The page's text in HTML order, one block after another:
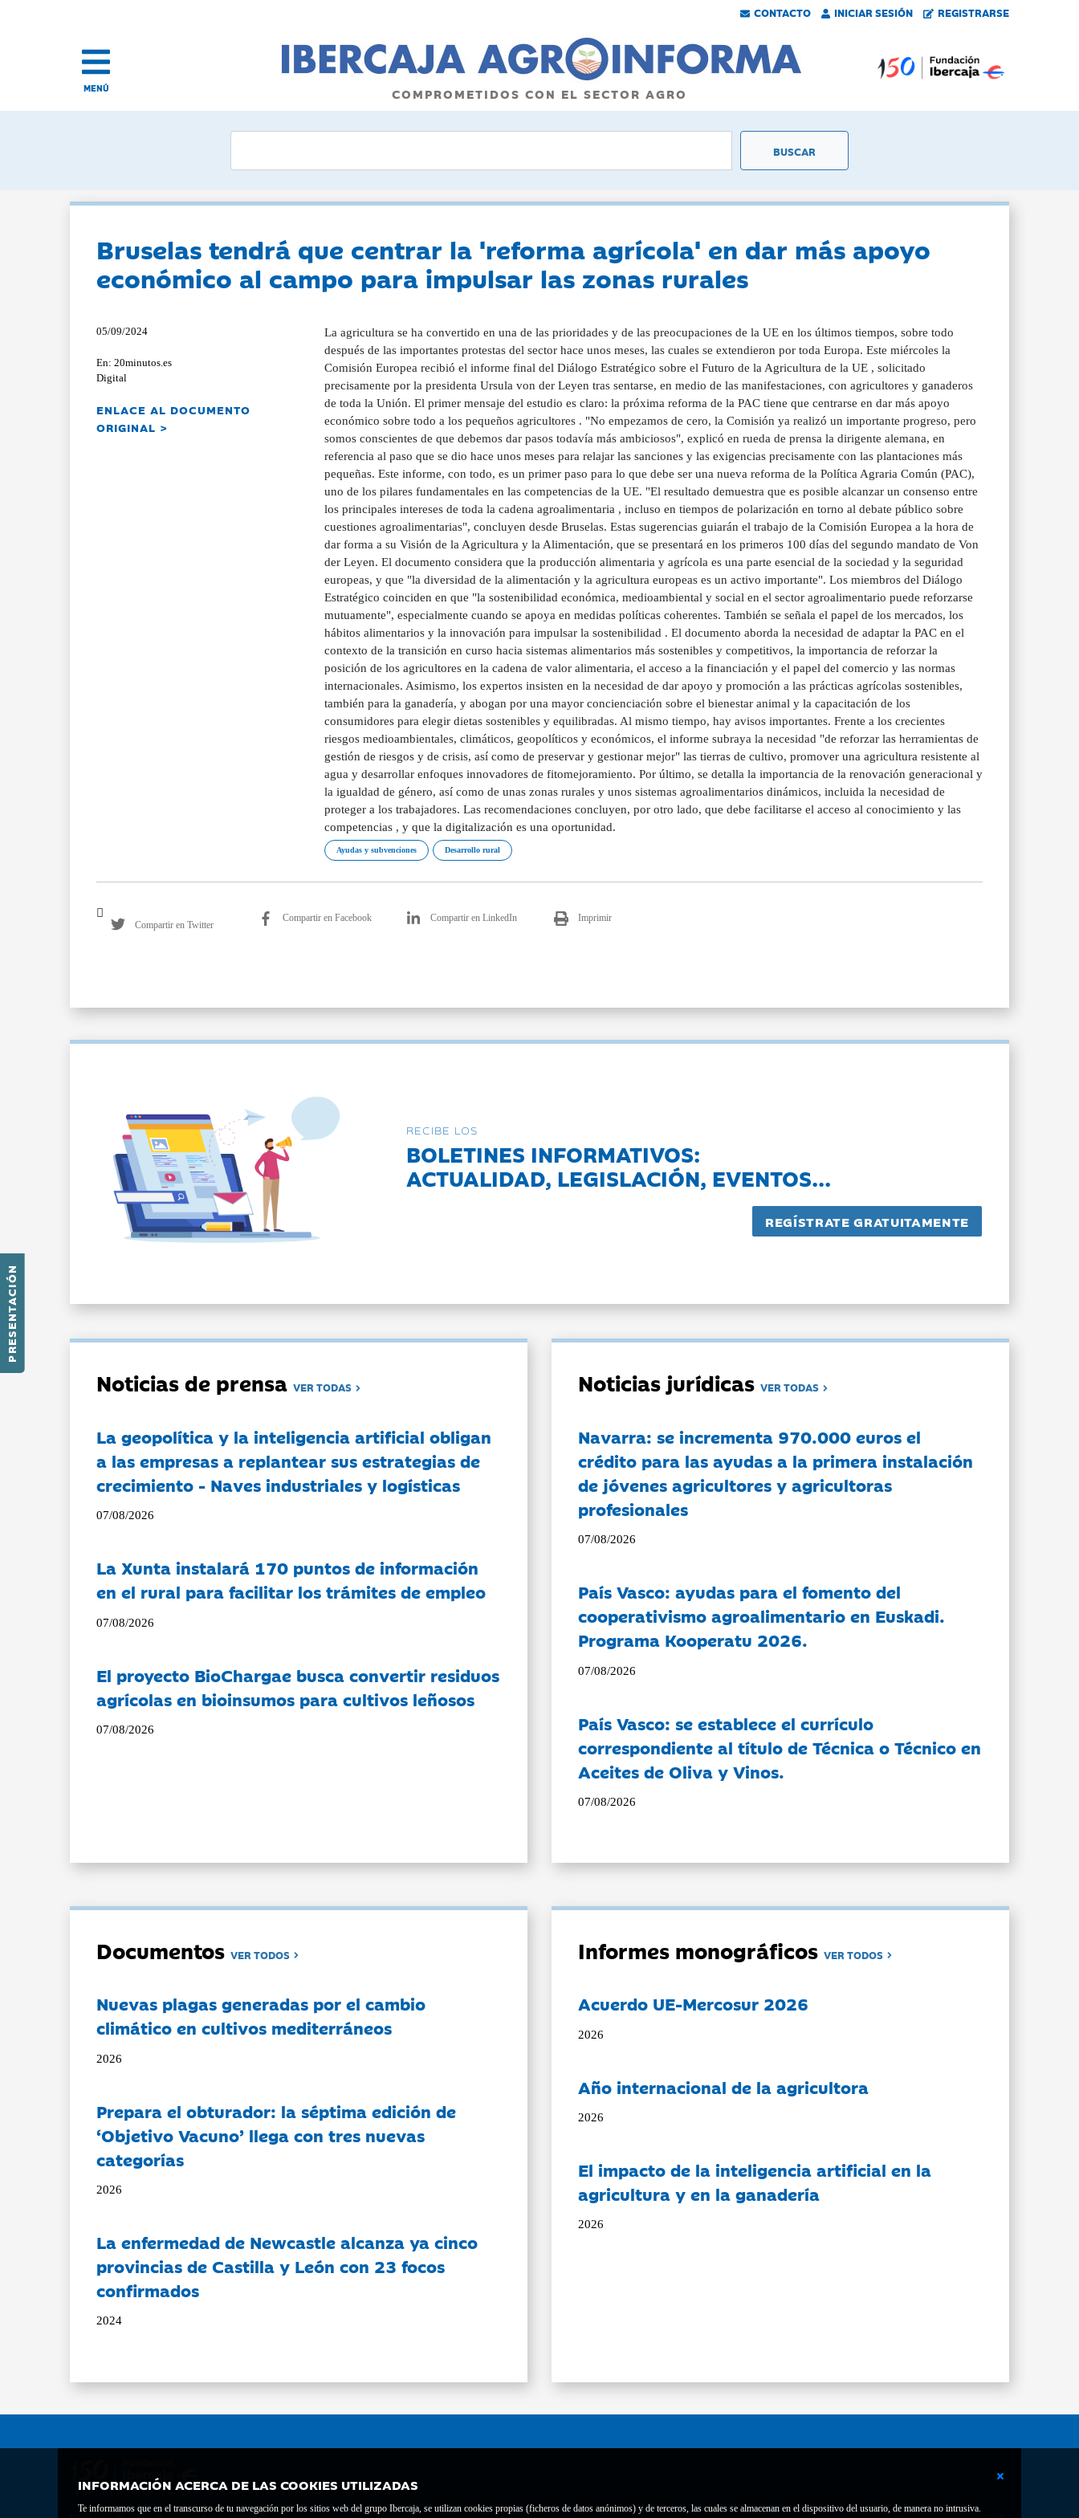
CONTACTO INICIAR SESIÓN REGISTRARSE
PRESENTACIÓN
MENÚ COMPROMETIDOS CON EL SECTOR AGRO
INFORMACIÓN ACERCA DE LAS COOKIES UTILIZADAS
Te informamos que en el transcurso de tu navegación por los sitios web del grupo Ibercaja, se utilizan cookies propias (ficheros de datos anónimos) y de terceros, las cuales se almacenan en el dispositivo del usuario, de manera no intrusiva.
Bruselas tendrá que centrar la 'reforma agrícola' en dar más apoyo
económico al campo para impulsar las zonas rurales
05/09/2024
En: 20minutos.es
Digital
ENLACE AL DOCUMENTO
ORIGINAL >
La agricultura se ha convertido en una de las prioridades y de las preocupaciones de la UE en los últimos tiempos, sobre todo
después de las importantes protestas del sector hace unos meses, las cuales se extendieron por toda Europa. Este miércoles la
Comisión Europea recibió el informe final del Diálogo Estratégico sobre el Futuro de la Agricultura de la UE , solicitado
precisamente por la presidenta Ursula von der Leyen tras sentarse, en medio de las manifestaciones, con agricultores y ganaderos
de toda la Unión. El primer mensaje del estudio es claro: la próxima reforma de la PAC tiene que centrarse en dar más apoyo
económico sobre todo a los pequeños agricultores . "No empezamos de cero, la Comisión ya realizó un importante progreso, pero
somos conscientes de que debemos dar pasos todavía más ambiciosos", explicó en rueda de prensa la dirigente alemana, en
referencia al paso que se dio hace unos meses para relajar las sanciones y las exigencias precisamente con las plantaciones más
pequeñas. Este informe, con todo, es un primer paso para lo que debe ser una nueva reforma de la Política Agraria Común (PAC),
uno de los pilares fundamentales en las competencias de la UE. "El resultado demuestra que es posible alcanzar un consenso entre
los principales intereses de toda la cadena agroalimentaria , incluso en tiempos de polarización en torno al debate público sobre
cuestiones agroalimentarias", concluyen desde Bruselas. Estas sugerencias guiarán el trabajo de la Comisión Europea a la hora de
dar forma a su Visión de la Agricultura y la Alimentación, que se presentará en los primeros 100 días del segundo mandato de Von
der Leyen. El documento considera que la producción alimentaria y agrícola es una parte esencial de la sociedad y la seguridad
europeas, y que "la diversidad de la alimentación y la agricultura europeas es un activo importante". Los miembros del Diálogo
Estratégico coinciden en que "la sostenibilidad económica, medioambiental y social en el sector agroalimentario puede reforzarse
mutuamente", especialmente cuando se apoya en medidas políticas coherentes. También se señala el papel de los mercados, los
hábitos alimentarios y la innovación para impulsar la sostenibilidad . El documento aborda la necesidad de adaptar la PAC en el
contexto de la transición en curso hacia sistemas alimentarios más sostenibles y competitivos, la importancia de reforzar la
posición de los agricultores en la cadena de valor alimentaria, el acceso a la financiación y el papel del comercio y las normas
internacionales. Asimismo, los expertos insisten en la necesidad de dar apoyo y promoción a las prácticas agrícolas sostenibles,
también para la ganadería, y abogan por una mayor concienciación sobre el bienestar animal y la capacitación de los
consumidores para elegir dietas sostenibles y equilibradas. Al mismo tiempo, hay avisos importantes. Frente a los crecientes
riesgos medioambientales, climáticos, geopolíticos y económicos, el informe subraya la necesidad "de reforzar las herramientas de
gestión de riesgos y de crisis, así como de preservar y gestionar mejor" las tierras de cultivo, promover una agricultura resistente al
agua y desarrollar enfoques innovadores de fitomejoramiento. Por último, se detalla la importancia de la renovación generacional y
la igualdad de género, así como de unas zonas rurales y unos sistemas agroalimentarios dinámicos, incluida la necesidad de
proteger a los trabajadores. Las recomendaciones concluyen, por otro lado, que debe facilitarse el acceso al conocimiento y las
competencias , y que la digitalización es una oportunidad.
Ayudas y subvenciones Desarrollo rural
Compartir en Twitter
Compartir en Facebook Compartir en LinkedIn Imprimir
RECIBE LOS
BOLETINES INFORMATIVOS:
ACTUALIDAD, LEGISLACIÓN, EVENTOS...
Noticias de prensaVER TODAS
La geopolítica y la inteligencia artificial obligan
a las empresas a replantear sus estrategias de
crecimiento - Naves industriales y logísticas
07/08/2026
La Xunta instalará 170 puntos de información
en el rural para facilitar los trámites de empleo
07/08/2026
El proyecto BioChargae busca convertir residuos
agrícolas en bioinsumos para cultivos leñosos
07/08/2026
Noticias jurídicasVER TODAS
Navarra: se incrementa 970.000 euros el
crédito para las ayudas a la primera instalación
de jóvenes agricultores y agricultoras
profesionales
07/08/2026
País Vasco: ayudas para el fomento del
cooperativismo agroalimentario en Euskadi.
Programa Kooperatu 2026.
07/08/2026
País Vasco: se establece el currículo
correspondiente al título de Técnica o Técnico en
Aceites de Oliva y Vinos.
07/08/2026
DocumentosVER TODOS
Nuevas plagas generadas por el cambio
climático en cultivos mediterráneos
2026
Prepara el obturador: la séptima edición de
‘Objetivo Vacuno’ llega con tres nuevas
categorías
2026
La enfermedad de Newcastle alcanza ya cinco
provincias de Castilla y León con 23 focos
confirmados
2024
Informes monográficosVER TODOS
Acuerdo UE-Mercosur 2026
2026
Año internacional de la agricultora
2026
El impacto de la inteligencia artificial en la
agricultura y en la ganadería
2026